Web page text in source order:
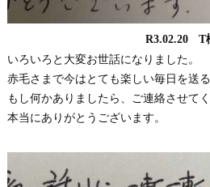
R3.02.20 T
いろいろと大変お世話になりました。
赤毛さまで今はとても楽しい毎日を送
もし何かありましたら、ご連絡させてく
本当にありがとうございます。